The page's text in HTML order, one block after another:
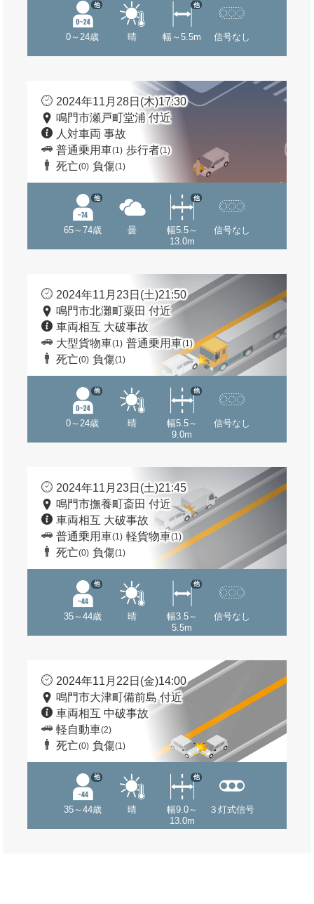
0～24歳
他
晴 幅～5.5m
他
信号なし
2024年11月28日(木)17:30
鳴門市瀬戸町堂浦 付近
人対車両 事故
普通乗用車(1) 歩行者(1)
死亡(0) 負傷(1)
65～74歳
他
曇
幅5.5～
13.0m
他
信号なし
2024年11月23日(土)21:50
鳴門市北灘町粟田 付近
車両相互 大破事故
大型貨物車(1) 普通乗用車(1)
死亡(0) 負傷(1)
0～24歳
他
晴
幅5.5～
9.0m
他
信号なし
2024年11月23日(土)21:45
鳴門市撫養町斎田 付近
車両相互 大破事故
普通乗用車(1) 軽貨物車(1)
死亡(0) 負傷(1)
35～44歳
他
晴
幅3.5～
5.5m
他
信号なし
2024年11月22日(金)14:00
鳴門市大津町備前島 付近
車両相互 中破事故
軽自動車(2)
死亡(0) 負傷(1)
35～44歳
他
晴
幅9.0～
13.0m
他
３灯式信号